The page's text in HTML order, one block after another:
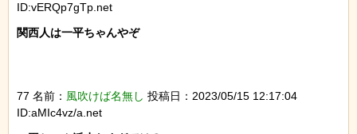
ID:vERQp7gTp.net
関西人は一平ちゃんやぞ
77 名前： 風吹けば名無し 投稿日：2023/05/15 12:17:04
ID:aMIc4vz/a.net